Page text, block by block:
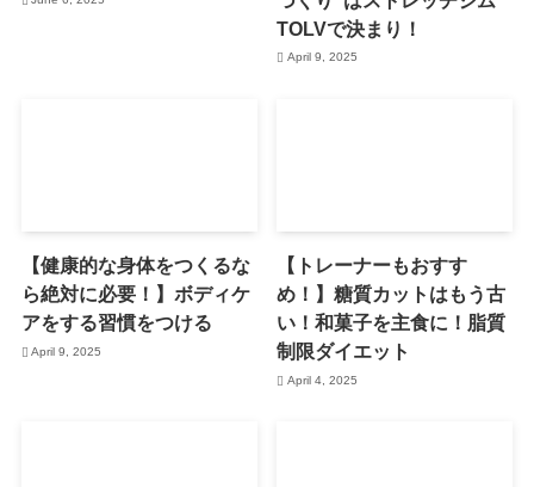
TOLVで決まり！
April 9, 2025
【健康的な身体をつくるな
ら絶対に必要！】ボディケ
アをする習慣をつける
April 9, 2025
【トレーナーもおすす
め！】糖質カットはもう古
い！和菓子を主食に！脂質
制限ダイエット
April 4, 2025